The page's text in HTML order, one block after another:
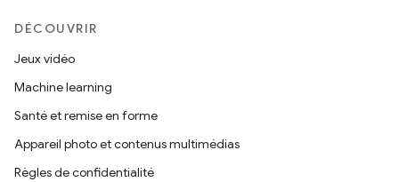
DÉCOUVRIR
Jeux vidéo
Machine learning
Santé et remise en forme
Appareil photo et contenus multimédias
Règles de confidentialité